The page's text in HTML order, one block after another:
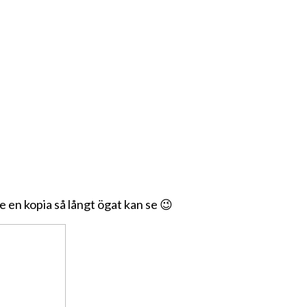
en kopia så långt ögat kan se 😉